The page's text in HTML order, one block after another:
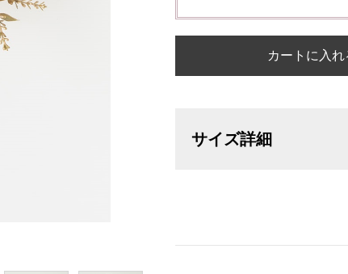
カートに入れ
サイズ詳細